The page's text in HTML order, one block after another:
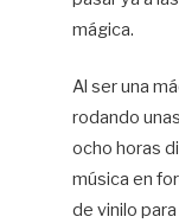
mágica.
Al ser una
rodando
ocho horas
música en
de vinilo